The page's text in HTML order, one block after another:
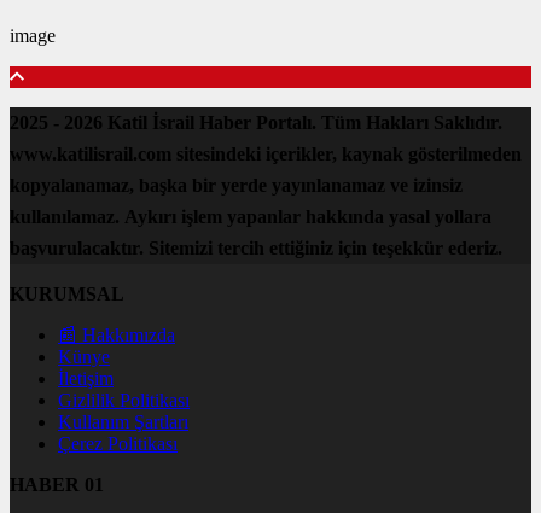
image
2025 - 2026 Katil İsrail Haber Portalı. Tüm Hakları Saklıdır.
www.katilisrail.com sitesindeki içerikler, kaynak gösterilmeden
kopyalanamaz, başka bir yerde yayınlanamaz ve izinsiz
kullanılamaz. Aykırı işlem yapanlar hakkında yasal yollara
başvurulacaktır. Sitemizi tercih ettiğiniz için teşekkür ederiz.
KURUMSAL
📰 Hakkımızda
Künye
İletişim
Gizlilik Politikası
Kullanım Şartları
Çerez Politikası
HABER 01